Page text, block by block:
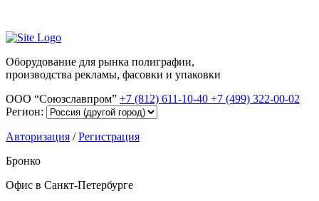
Оборудование для рынка полиграфии,
производства рекламы, фасовки и упаковки
ООО “Союзславпром” +7 (812) 611-10-40 +7 (499) 322-00-02
Регион:
Авторизация /Регистрация
Бронко
Офис в Санкт-Петербурге